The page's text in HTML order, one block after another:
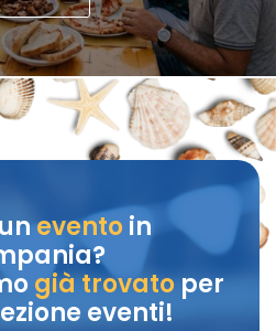
evento in
già trovatoper
eventi!